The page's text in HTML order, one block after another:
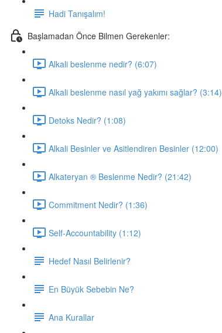
Hadi Tanışalım!
Başlamadan Önce Bilmen Gerekenler:
Alkali beslenme nedir? (6:07)
Alkali beslenme nasıl yağ yakımı sağlar? (3:14)
Detoks Nedir? (1:08)
Alkali Besinler ve Asitlendiren Besinler (12:00)
Alkateryan ® Beslenme Nedir? (21:42)
Commitment Nedir? (1:36)
Self-Accountability (1:12)
Hedef Nasıl Belirlenir?
En Büyük Sebebin Ne?
Ana Kurallar